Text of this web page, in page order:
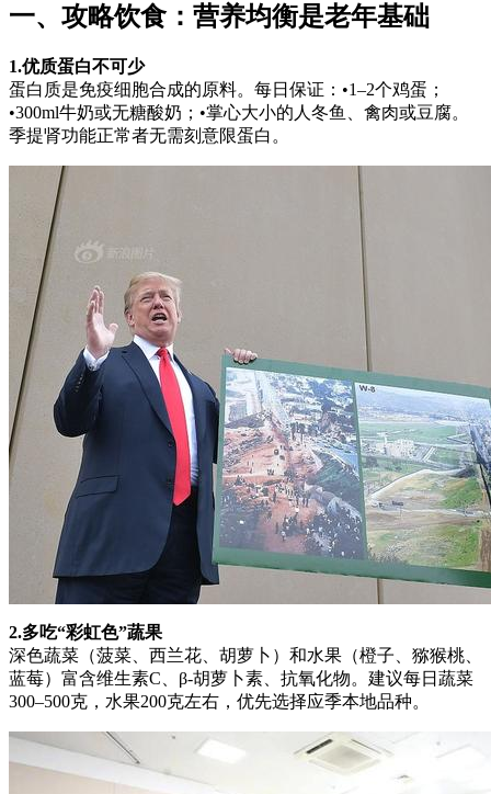
一、攻略饮食：营养均衡是老年基础
1.优质蛋白不可少
蛋白质是免疫细胞合成的原料。每日保证：•1–2个鸡蛋；
•300ml牛奶或无糖酸奶；•掌心大小的人冬鱼、禽肉或豆腐。
季提肾功能正常者无需刻意限蛋白。
2.多吃“彩虹色”蔬果
深色蔬菜（菠菜、西兰花、胡萝卜）和水果（橙子、猕猴桃、
蓝莓）富含维生素C、β-胡萝卜素、抗氧化物。建议每日蔬菜
300–500克，水果200克左右，优先选择应季本地品种。